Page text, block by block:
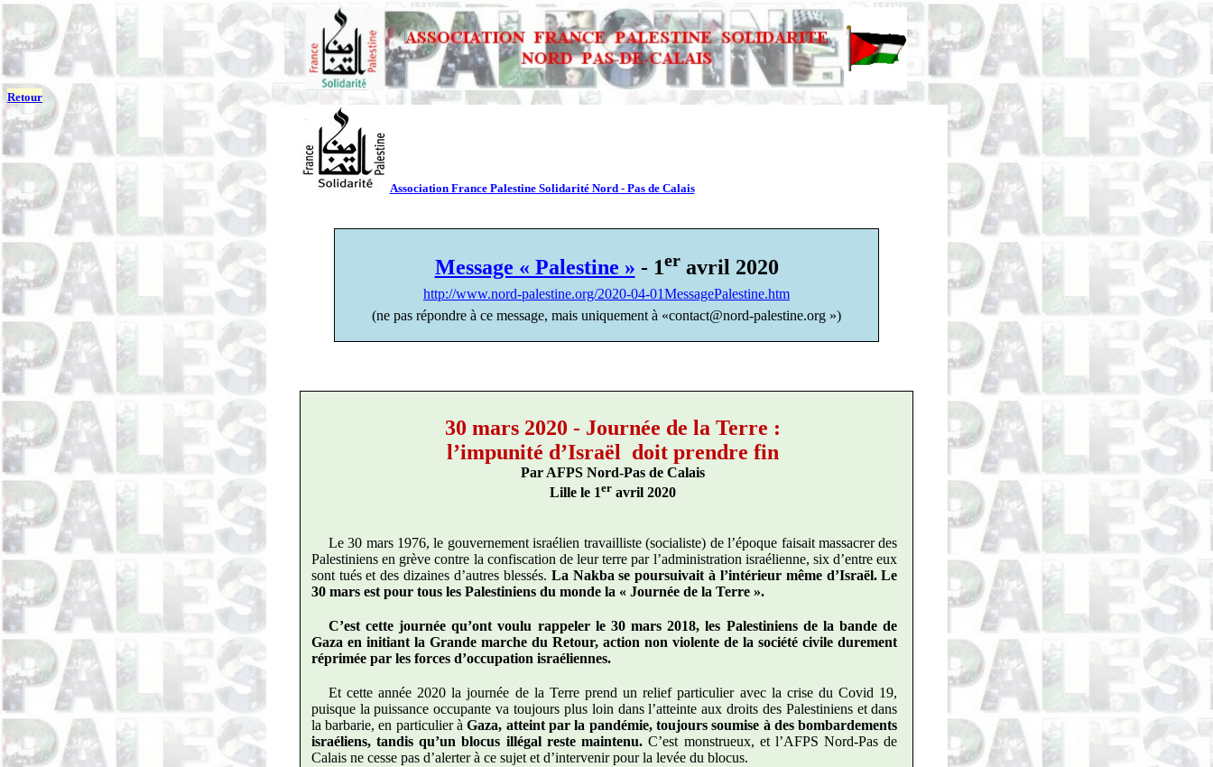
Retour
Association France Palestine Solidarité Nord - Pas de Calais
Message « Palestine » - 1eravril 2020
http://www.nord-palestine.org/2020-04-01MessagePalestine.htm
(ne pas répondre à ce message, mais uniquement à «contact@nord-palestine.org »)
30 mars 2020 - Journée de la Terre :
l’impunité d’Israël doit prendre fin
Par AFPS Nord-Pas de Calais
Lille le 1er avril 2020
Le 30 mars 1976, le gouvernement israélien travailliste (socialiste) de l’époque faisait massacrer des
Palestiniens en grève contre la confiscation de leur terre par l’administration israélienne, six d’entre eux
sont tués et des dizaines d’autres blessés. La Nakba se poursuivait à l’intérieur même d’Israël. Le
30 mars est pour tous les Palestiniens du monde la « Journée de la Terre ».
C’est cette journée qu’ont voulu rappeler le 30 mars 2018, les Palestiniens de la bande de
Gaza en initiant la Grande marche du Retour, action non violente de la société civile durement
réprimée par les forces d’occupation israéliennes.
Et cette année 2020 la journée de la Terre prend un relief particulier avec la crise du Covid 19,
puisque la puissance occupante va toujours plus loin dans l’atteinte aux droits des Palestiniens et dans
la barbarie, en particulier à Gaza, atteint par la pandémie, toujours soumise à des bombardements
israéliens, tandis qu’un blocus illégal reste maintenu.C’est monstrueux, et l’AFPS Nord-Pas de
Calais ne cesse pas d’alerter à ce sujet et d’intervenir pour la levée du blocus.